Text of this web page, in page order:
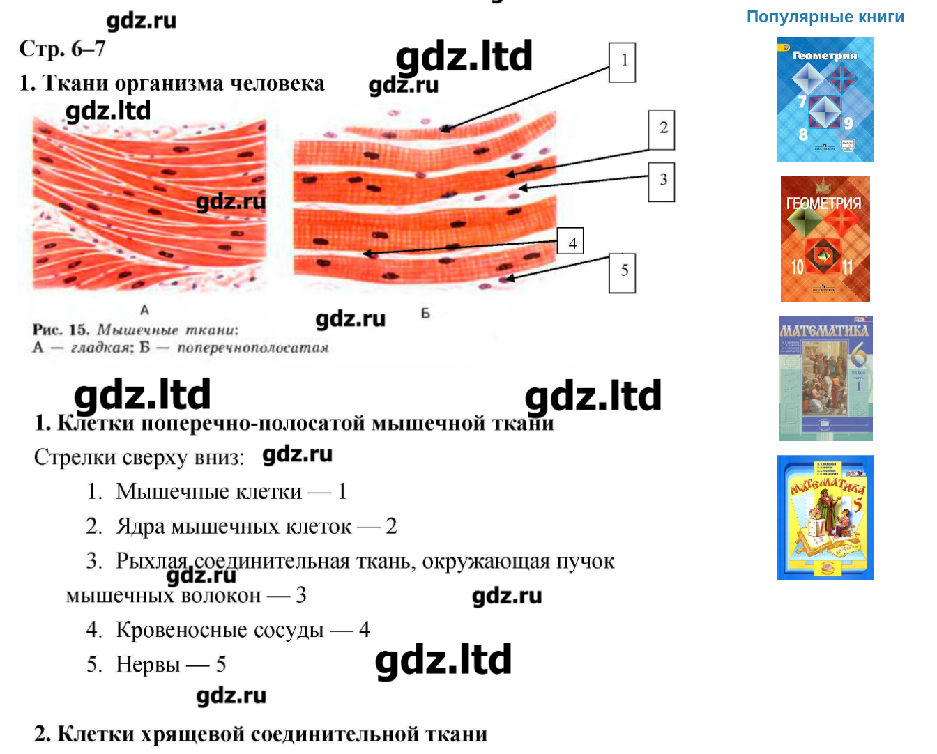
Популярные книги
Геометрия
7-9 класс
Геометрия
10-11 класс
Математика
6 класс
Математика
5 класс